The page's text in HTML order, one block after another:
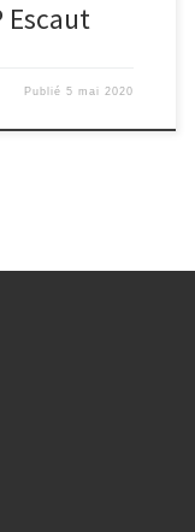
Escaut
Publié5 mai 2020